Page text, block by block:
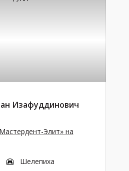
Изафуддинович
Элит» на
Шелепиха